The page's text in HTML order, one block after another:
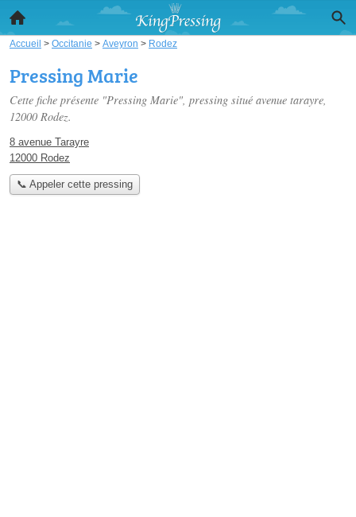
Accueil > Occitanie > Aveyron > Rodez
Pressing Marie
Cette fiche présente "Pressing Marie", pressing situé avenue tarayre,
12000 Rodez.
8 avenue Tarayre
12000 Rodez
📞 Appeler cette pressing